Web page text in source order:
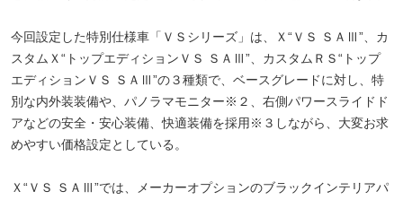
今回設定した特別仕様車「ＶＳシリーズ」は、Ｘ“ＶＳ ＳＡⅢ”、カ
スタムＸ“トップエディションＶＳ ＳＡⅢ”、カスタムＲＳ“トップ
エディションＶＳ ＳＡⅢ”の３種類で、ベースグレードに対し、特
別な内外装装備や、パノラマモニター※２、右側パワースライドド
アなどの安全・安心装備、快適装備を採用※３しながら、大変お求
めやすい価格設定としている。
Ｘ“ＶＳ ＳＡⅢ”では、メーカーオプションのブラックインテリアパ